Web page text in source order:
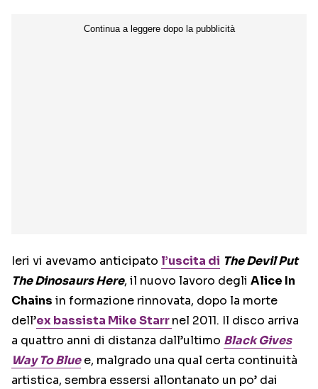
Ieri vi avevamo anticipato l’uscita di The Devil Put
The Dinosaurs Here, il nuovo lavoro degli Alice In
Chains in formazione rinnovata, dopo la morte
dell’ex bassista Mike Starrnel 2011. Il disco arriva
a quattro anni di distanza dall’ultimo Black Gives
Way To Bluee, malgrado una qual certa continuità
artistica, sembra essersi allontanato un po’ dai